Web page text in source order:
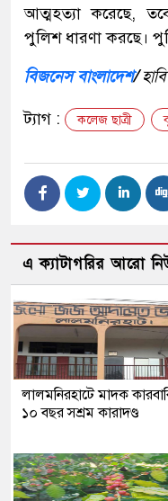
আত্মহত্যা করেছে,
পুলিশ ধারণা করছে।
বিজনেস বাংলাদেশ/
ট্যাগ : কলেজ ছাত্রী
এ ক্যাটাগরির আরো
লালমনিরহাটে মাদক
১০ বছর সশ্রম কারাদণ্ড